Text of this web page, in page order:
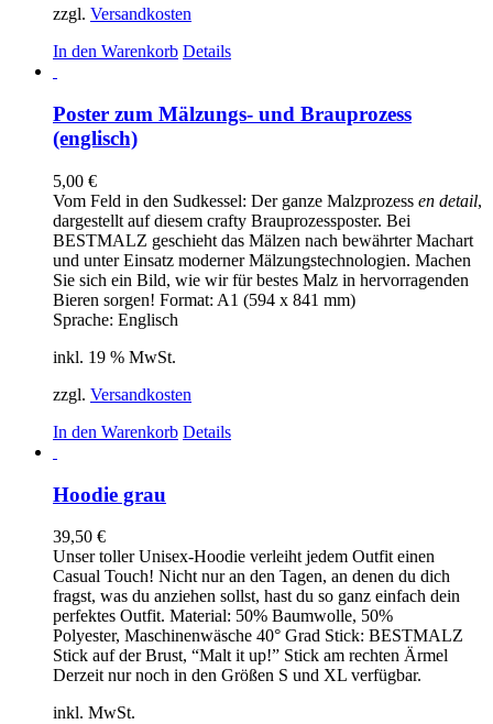
zzgl. Versandkosten
In den Warenkorb Details
Poster zum Mälzungs- und Brauprozess
(englisch)
5,00 €
Vom Feld in den Sudkessel: Der ganze Malzprozess en detail,
dargestellt auf diesem crafty Brauprozessposter. Bei
BESTMALZ geschieht das Mälzen nach bewährter Machart
und unter Einsatz moderner Mälzungstechnologien. Machen
Sie sich ein Bild, wie wir für bestes Malz in hervorragenden
Bieren sorgen! Format: A1 (594 x 841 mm)
Sprache: Englisch
inkl. 19 % MwSt.
zzgl. Versandkosten
In den Warenkorb Details
Hoodie grau
39,50 €
Unser toller Unisex-Hoodie verleiht jedem Outfit einen
Casual Touch! Nicht nur an den Tagen, an denen du dich
fragst, was du anziehen sollst, hast du so ganz einfach dein
perfektes Outfit. Material: 50% Baumwolle, 50%
Polyester, Maschinenwäsche 40° Grad Stick: BESTMALZ
Stick auf der Brust, “Malt it up!” Stick am rechten Ärmel
Derzeit nur noch in den Größen S und XL verfügbar.
inkl. MwSt.